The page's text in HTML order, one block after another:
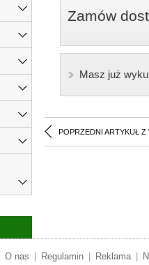
Zamów
Masz już
POPRZEDNI ARTYKUŁ Z
O nas Regulamin Reklama